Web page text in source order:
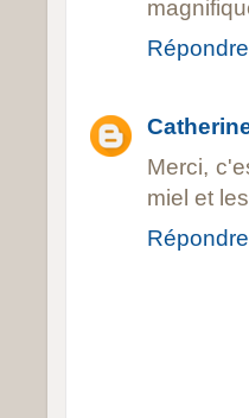
Répondre
Merci,
miel et
Répondre